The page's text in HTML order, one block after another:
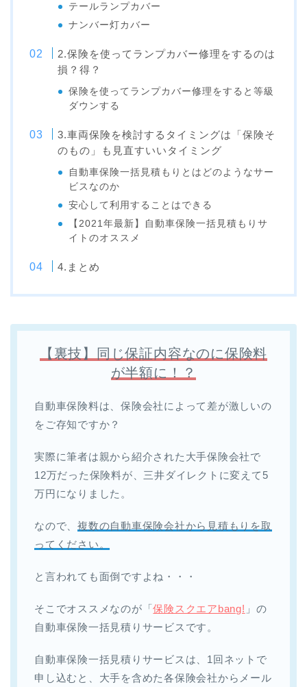
テールランプカバー
ナンバー灯カバー
2.保険を使ってランプカバー修理をするのは
損？得？
保険を使ってランプカバー修理をすると等級
ダウンする
3.車両保険を検討するタイミングは「保険そ
のもの」も見直すいいタイミング
自動車保険一括見積もりとはどのようなサー
ビスなのか
安心して利用することはできる
【2021年最新】自動車保険一括見積もりサ
イトのオススメ
4.まとめ
【裏技】同じ保証内容なのに保険料
が半額に！？
自動車保険料は、保険会社によって差が激しいの
をご存知ですか？
実際に筆者は親から紹介された大手保険会社で
12万だった保険料が、三井ダイレクトに変えて5
万円になりました。
なので、複数の自動車保険会社から見積もりを取
ってください。
と言われても面倒ですよね・・・
そこでオススメなのが「保険スクエアbang! 」の
自動車保険一括見積りサービスです。
自動車保険一括見積りサービスは、1回ネットで
申し込むと、大手を含めた各保険会社からメール